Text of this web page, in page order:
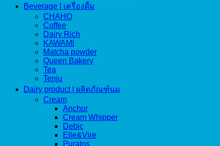
Beverage | เครื่องดื่ม
CHAHO
Coffee
Dairy Rich
KAWAMI
Matcha powder
Queen Bakery
Tea
Tenju
Dairy product | ผลิตภัณฑ์นม
Cream
Anchor
Cream Whipper
Debic
Elle&Vire
Puratos